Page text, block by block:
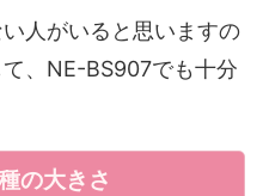
人がいると思いますの
、NE-BS907でも十分
の大きさ